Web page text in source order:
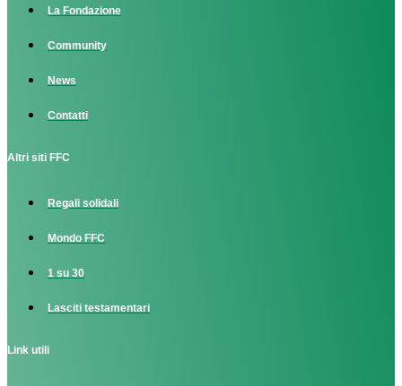
La Fondazione
Community
News
Contatti
Altri siti FFC
Regali solidali
Mondo FFC
1 su 30
Lasciti testamentari
Link utili